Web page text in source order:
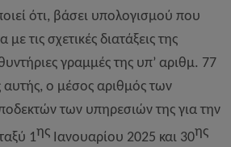
ότι, βάσει υπολογισμού που
τις σχετικές διατάξεις της
γραμμές της υπ’ αριθμ. 77
αυτής, ο μέσος αριθμός των
των υπηρεσιών της για την
1ης Ιανουαρίου 2025 και 30ης